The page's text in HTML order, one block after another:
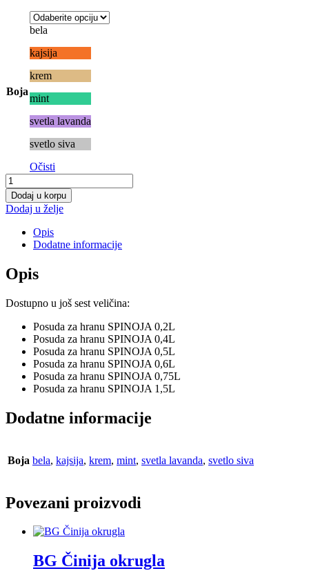
Boja
bela
kajsija
krem
mint
svetla lavanda
svetlo siva
Očisti
Posuda
za
hranu
SPINOJA
količina
Dodaj u korpu
Dodaj u želje
Opis
Dodatne informacije
Opis
Dostupno u još sest veličina:
Posuda za hranu SPINOJA 0,2L
Posuda za hranu SPINOJA 0,4L
Posuda za hranu SPINOJA 0,5L
Posuda za hranu SPINOJA 0,6L
Posuda za hranu SPINOJA 0,75L
Posuda za hranu SPINOJA 1,5L
Dodatne informacije
Boja bela, kajsija, krem, mint, svetla lavanda, svetlo siva
Povezani proizvodi
BG Činija okrugla